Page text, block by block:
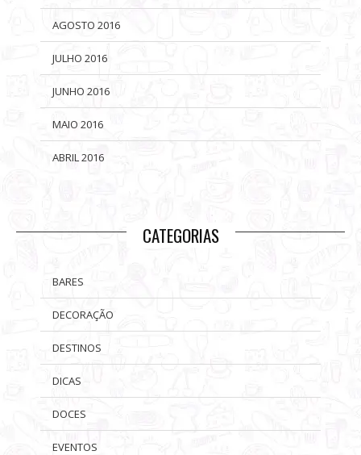
AGOSTO 2016
JULHO 2016
JUNHO 2016
MAIO 2016
ABRIL 2016
CATEGORIAS
BARES
DECORAÇÃO
DESTINOS
DICAS
DOCES
EVENTOS